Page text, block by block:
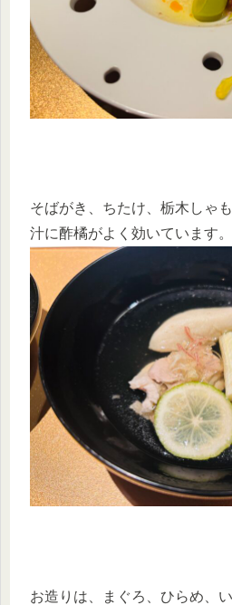
そばがき、ちたけ、栃木しゃ
汁に酢橘がよく効いています
お造りは、まぐろ、ひらめ、